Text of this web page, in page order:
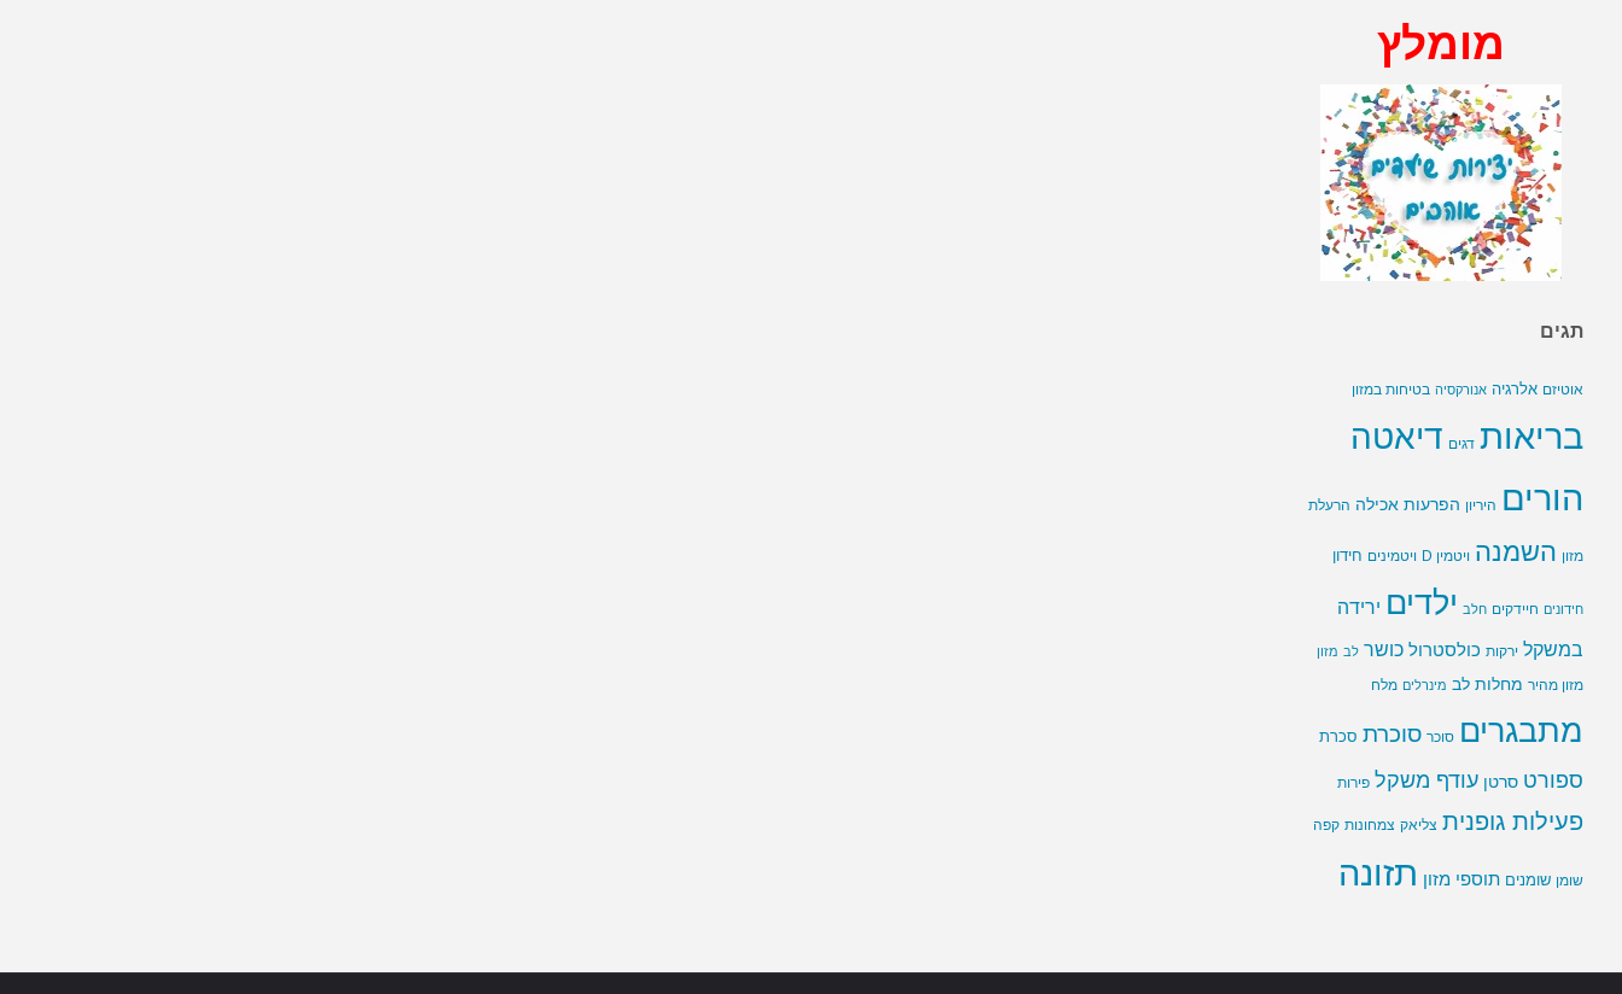
מומלץ
תגים
אוטיזם אלרגיה אנורקסיה בטיחות במזון
בריאות דגים דיאטה
הורים היריון הפרעות אכילה הרעלת
מזון השמנה ויטמין D ויטמינים חידון
חידונים חיידקים חלב ילדים ירידה
במשקל ירקות כולסטרול כושר לב מזון
מזון מהיר מחלות לב מינרלים מלח
מתבגרים סוכר סוכרת סכרת
ספורט סרטן עודף משקל פירות
פעילות גופנית צליאק צמחונות קפה
שומן שומנים תוספי מזון תזונה